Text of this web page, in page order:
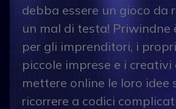
debba essere un gioco da
un mal di testa! Priwindne
per gli imprenditori, i
piccole imprese e i
mettere online le loro idee
ricorrere a codici